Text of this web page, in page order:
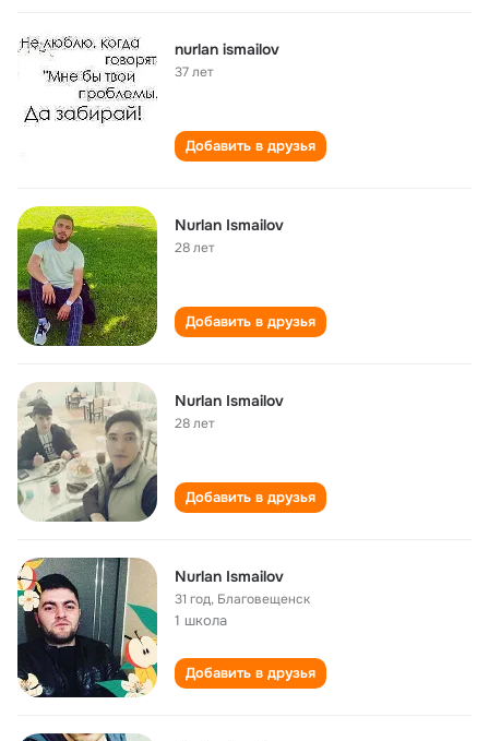
nurlan ismailov
37 лет
Добавить в друзья
Nurlan Ismailov
28 лет
Добавить в друзья
Nurlan Ismailov
28 лет
Добавить в друзья
Nurlan Ismailov
31 год, Благовещенск
1 школа
Добавить в друзья